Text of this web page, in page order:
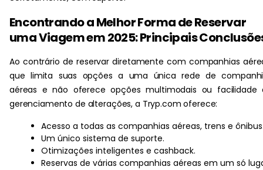
Encontrando a Melhor Forma de Reservar
uma Viagem em 2025: Principais
Ao contrário de reservar diretamente com companhias
que limita suas opções a uma única rede de
aéreas e não oferece opções multimodais ou facilidade
gerenciamento de alterações, a Tryp.com oferece:
Acesso a todas as companhias aéreas, trens e
Um único sistema de suporte.
Otimizações inteligentes e cashback.
Reservas de várias companhias aéreas em um só